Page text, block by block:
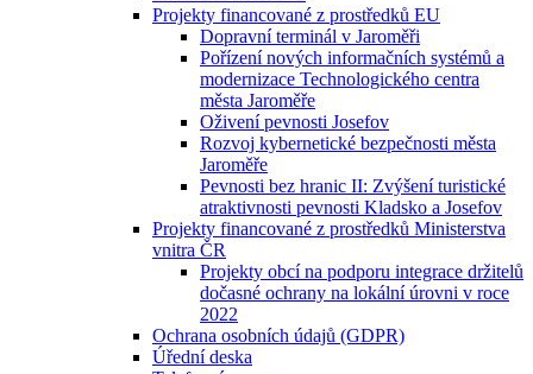
Projekty financované z prostředků EU
Dopravní terminál v Jaroměři
Pořízení nových informačních systémů a
modernizace Technologického centra
města Jaroměře
Oživení pevnosti Josefov
Rozvoj kybernetické bezpečnosti města
Jaroměře
Pevnosti bez hranic II: Zvýšení turistické
atraktivnosti pevnosti Kladsko a Josefov
Projekty financované z prostředků Ministerstva
vnitra ČR
Projekty obcí na podporu integrace držitelů
dočasné ochrany na lokální úrovni v roce
2022
Ochrana osobních údajů (GDPR)
Úřední deska